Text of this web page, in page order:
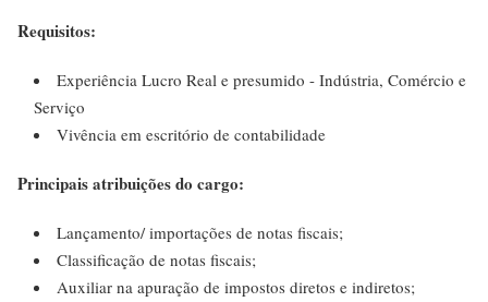
Requisitos:
Experiência Lucro Real e presumido - Indústria, Comércio e
Serviço
Vivência em escritório de contabilidade
Principais atribuições do cargo:
Lançamento/ importações de notas fiscais;
Classificação de notas fiscais;
Auxiliar na apuração de impostos diretos e indiretos;